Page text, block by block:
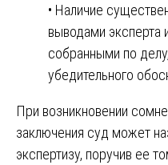
• Наличие
выводами эксперта
собранными по
убедительного
При возникновении
заключения суд может
экспертизу, поручив ее